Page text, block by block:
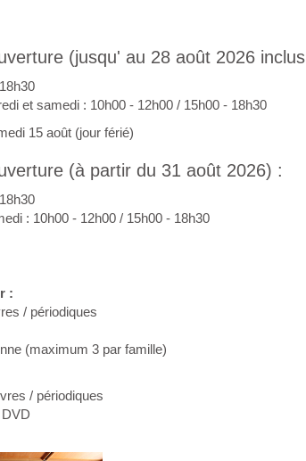
(jusqu' au 28 août 2026 inclus
et samedi : 10h00 - 12h00 / 15h00 - 18h30
15 août (jour férié)
(à partir du 31 août 2026) :
: 10h00 - 12h00 / 15h00 - 18h30
:
/ périodiques
(maximum 3 par famille)
/ périodiques